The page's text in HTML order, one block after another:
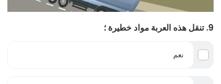
9. تنقل هذه العربة مواد خطيرة ؛
نعم